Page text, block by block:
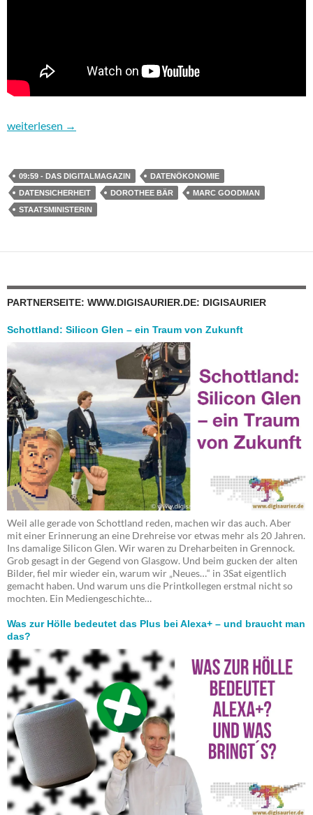
09:59 – das Digitalmagazin: Von Datensicherheit bis digitale
weiterlesen →
09:59 - DAS DIGITALMAGAZIN
DATENÖKONOMIE
DATENSICHERHEIT
DOROTHEE BÄR
MARC GOODMAN
STAATSMINISTERIN
PARTNERSEITE: WWW.DIGISAURIER.DE: DIGISAURIER
Schottland: Silicon Glen – ein Traum von Zukunft
Weil alle gerade von Schottland reden, machen wir das auch. Aber
mit einer Erinnerung an eine Drehreise vor etwas mehr als 20 Jahren.
Ins damalige Silicon Glen. Wir waren zu Dreharbeiten in Grennock.
Grob gesagt in der Gegend von Glasgow. Und beim gucken der alten
Bilder, fiel mir wieder ein, warum wir „Neues…“ in 3Sat eigentlich
gemacht haben. Und warum uns die Printkollegen erstmal nicht so
mochten. Ein Mediengeschichte…
Was zur Hölle bedeutet das Plus bei Alexa+ – und braucht man
das?